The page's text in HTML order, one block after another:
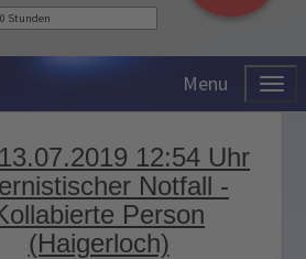
Menu
12:54 Uhr
Notfall -
Person
(Haigerloch)